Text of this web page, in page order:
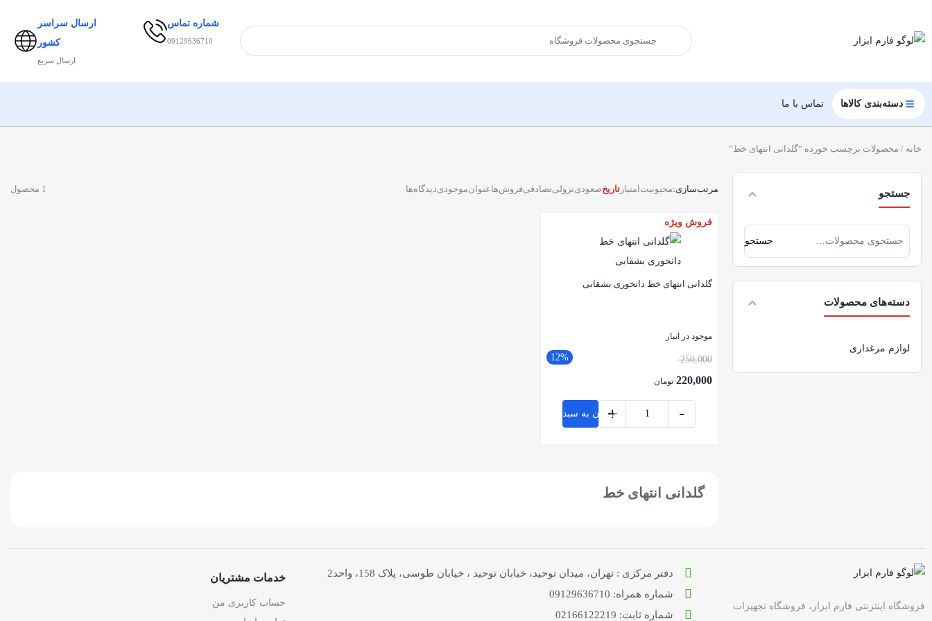
شماره تماس
09129636710
ارسال سراسر
کشور
ارسال سریع
دسته‌بندی کالاها تماس با ما
خانه / محصولات برچسب خورده “گلدانی انتهای خط”
جستجو
جستجو
دسته‌های محصولات
لوازم مرغداری
1 محصول مرتب‌سازی:محبوبیت امتیازتاریخصعودینزولیتصادفیفروش‌هاعنوانموجودیدیدگاه‌ها
فروش ویژه
گلدانی انتهای خط دانخوری بشقابی
موجود در انبار
12% 250,000
220,000 تومان
-
+
افزودن به سبد خرید
گلدانی انتهای خط
فروشگاه اینترنتی فارم ابزار، فروشگاه تجهیزات
دفتر مرکزی : تهران، میدان توحید، خیابان توحید ، خیابان طوسی، پلاک 158، واحد2
شماره همراه: 09129636710
شماره ثابت: 02166122219
خدمات مشتریان
حساب کاربری من